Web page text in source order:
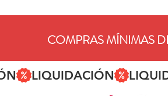
COMPRAS MÍNIMAS